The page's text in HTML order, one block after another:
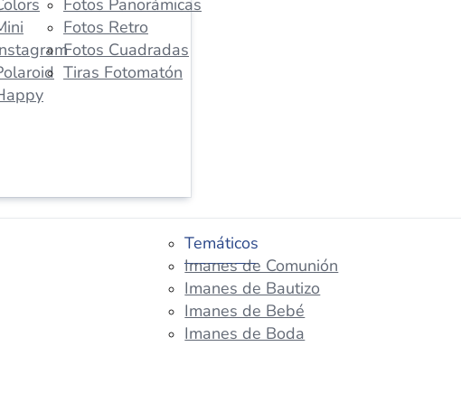
Fotos Panorámicas
Fotos Retro
Fotos Cuadradas
Tiras Fotomatón
Temáticos
Imanes de Comunión
Imanes de Bautizo
Imanes de Bebé
Imanes de Boda